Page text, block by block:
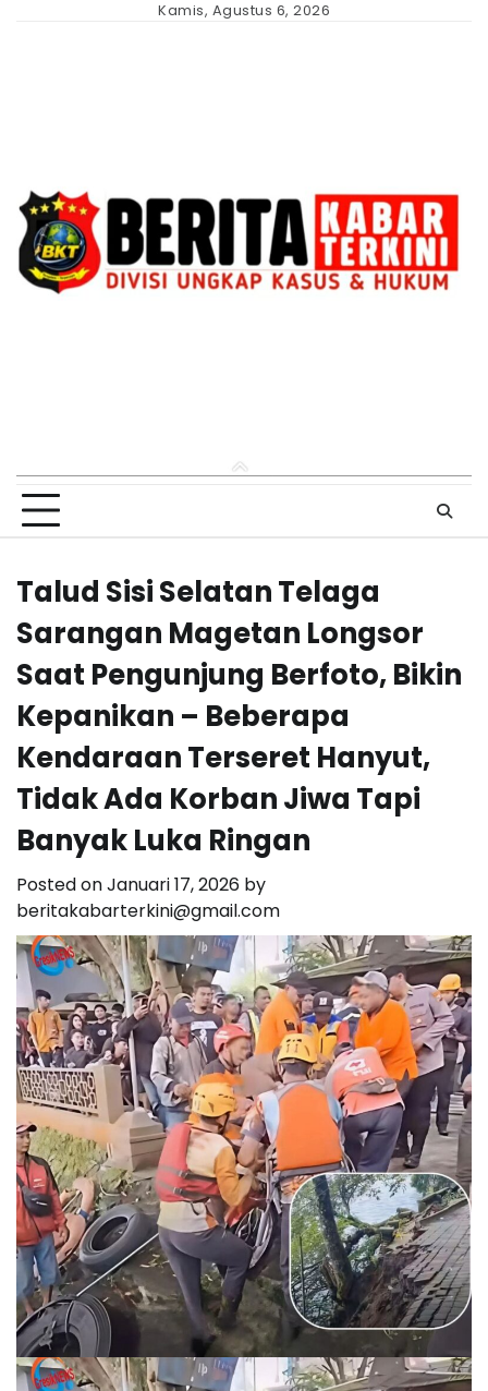
Kamis, Agustus 6, 2026
Talud Sisi Selatan Telaga
Sarangan Magetan Longsor
Saat Pengunjung Berfoto, Bikin
Kepanikan – Beberapa
Kendaraan Terseret Hanyut,
Tidak Ada Korban Jiwa Tapi
Banyak Luka Ringan
Posted onJanuari 17, 2026 by
beritakabarterkini@gmail.com